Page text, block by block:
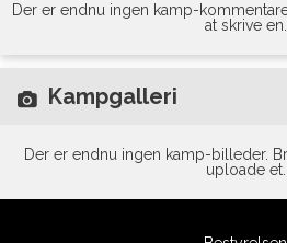
Der er endnu ingen kamp-
at skrive en.
Kampgalleri
Der er endnu ingen kamp-billeder.
uploade et.